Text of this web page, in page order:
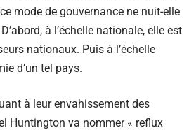
mode de gouvernance ne nuit-elle
à l’échelle nationale, elle est
nationaux. Puis à l’échelle
d’un tel pays.
à leur envahissement des
Huntington va nommer « reflux